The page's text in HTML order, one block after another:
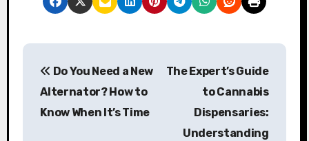
P
Do You Need a New
Alternator? How to
Know When It’s Time
The Expert’s Guide
to Cannabis
Dispensaries:
Understanding